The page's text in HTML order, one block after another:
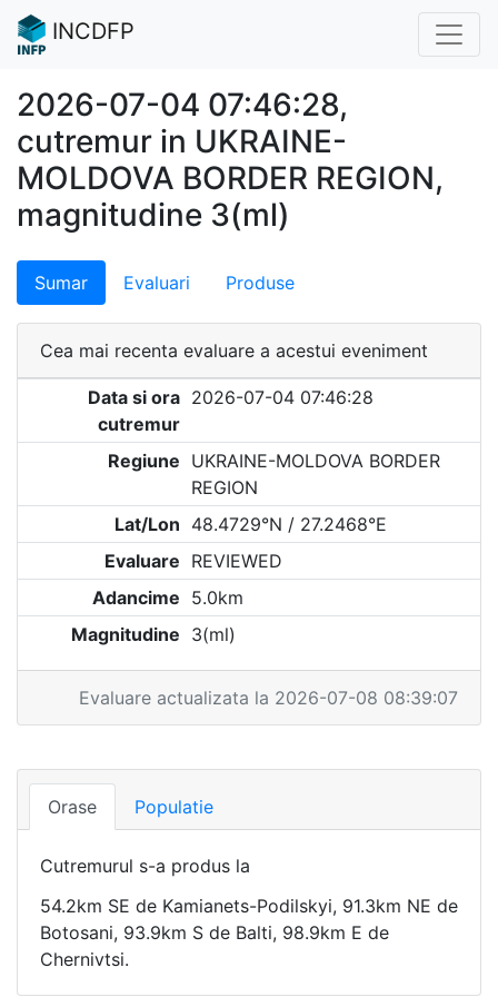
INCDFP
2026-07-04 07:46:28,
cutremur in UKRAINE-
MOLDOVA BORDER REGION,
magnitudine 3(ml)
Sumar Evaluari Produse
Cea mai recenta evaluare a acestui eveniment
Data si ora
cutremur
2026-07-04 07:46:28
Regiune UKRAINE-MOLDOVA BORDER
REGION
Lat/Lon 48.4729°N / 27.2468°E
Evaluare REVIEWED
Adancime 5.0km
Magnitudine 3(ml)
Evaluare actualizata la 2026-07-08 08:39:07
Orase Populatie
Cutremurul s-a produs la
54.2km SE de Kamianets-Podilskyi, 91.3km NE de
Botosani, 93.9km S de Balti, 98.9km E de
Chernivtsi.